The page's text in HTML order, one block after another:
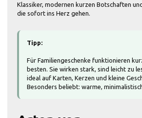
Klassiker, modernen kurzen Botschaften
die sofort ins Herz gehen.
Tipp:
Für Familiengeschenke funktionieren
besten. Sie wirken stark, sind leicht zu
ideal auf Karten, Kerzen und kleine
Besonders beliebt: warme,